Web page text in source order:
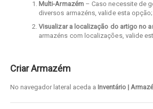
Multi-Armazém– Caso necessite de
diversos armazéns, valide esta opção;
Visualizar a localização do artigo no
armazéns com localizações, valide
Criar Armazém
No navegador lateral aceda a Inventário |